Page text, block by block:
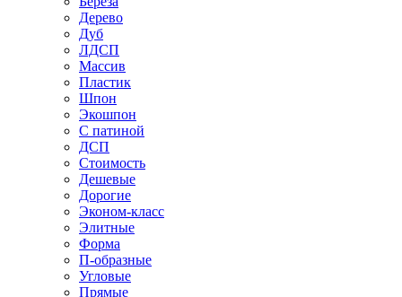
Дерево
Дуб
ЛДСП
Массив
Пластик
Шпон
Экошпон
С патиной
ДСП
Стоимость
Дешевые
Дорогие
Эконом-класс
Элитные
Форма
П-образные
Угловые
Прямые